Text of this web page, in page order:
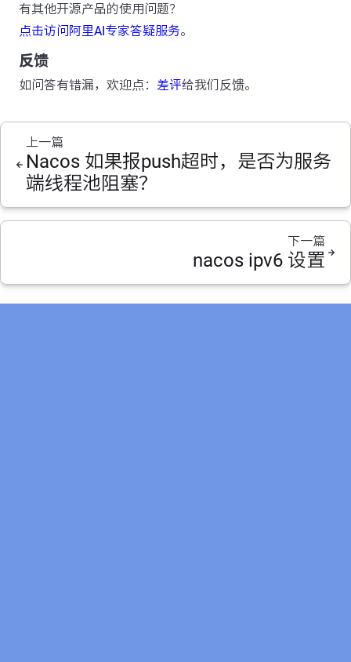
有其他开源产品的使用问题？
点击访问阿里AI专家答疑服务。
反馈
如问答有错漏，欢迎点： 差评给我们反馈。
上一篇
Nacos 如果报push超时，是否为服务
端线程池阻塞？
下一篇
nacos ipv6 设置